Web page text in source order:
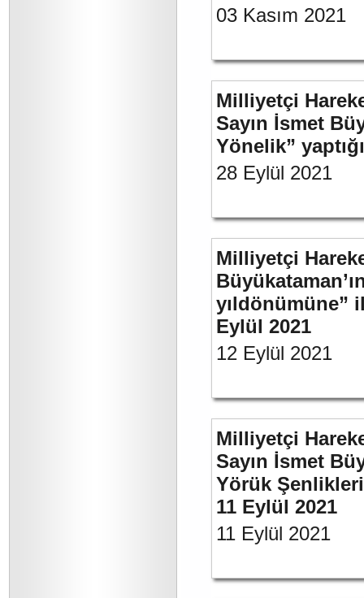
03 Kasım 2021
Milliyetçi
Sayın İsmet
Yönelik”
28 Eylül 2021
Milliyetçi
yıldönümüne”
Eylül 2021
12 Eylül 2021
Milliyetçi
Sayın İsmet
Yörük
11 Eylül 2021
11 Eylül 2021